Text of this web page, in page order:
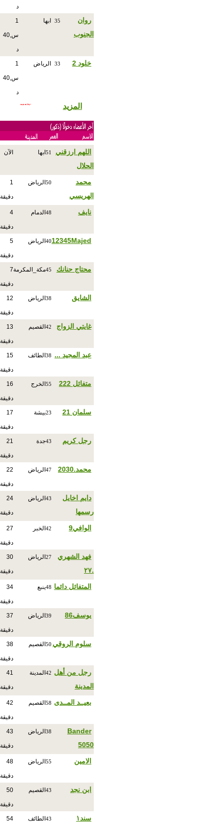
د
روان
الجنوب
35 ابها 1
س,40
د
خلود 2 33 الرياض 1
س,40
د
المزيد
اللهم ارزقني
الحلال
51 ابها الآن
محمد
الهريسي
50 الرياض 1
دقيقة
نايف 48 الدمام 4
دقيقة
12345Majed
40 الرياض 5
دقيقة
محتاج حنانك 45مكة_المكرمة7
دقيقة
الشايق 38 الرياض 12
دقيقة
غايتي الزواج 42 القصيم 13
دقيقة
عبد المجيد ... 38 الطائف 15
دقيقة
متفائل 222 55 الخرج 16
دقيقة
سلمان 21 23بيشة 17
دقيقة
رجل كريم 43جدة 21
دقيقة
محمد.2030 47 الرياض 22
دقيقة
دايم اخايل
رسمها
43 الرياض 24
دقيقة
الوافي9 42 الخبر 27
دقيقة
فهد الشهري
.٢٧
27 الرياض 30
دقيقة
المتفائل دائما 48ينبع 34
دقيقة
يوسف86 39 الرياض 37
دقيقة
سلوم الروقي 50 القصيم 38
دقيقة
رجل من أهل
المدينة
42 المدينة 41
دقيقة
بعيــد المــدى 58 القصيم 42
دقيقة
Bander
5050
38 الرياض 43
دقيقة
الامين 55 الرياض 48
دقيقة
ابن نجد 43 القصيم 50
دقيقة
سند١ 43 الطائف 54